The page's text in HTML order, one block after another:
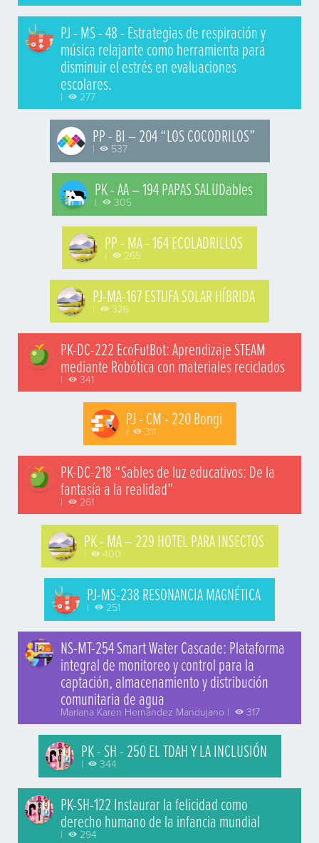
PJ - MS - 48 - Estrategias de respiración y
música relajante como herramienta para
disminuir el estrés en evaluaciones
escolares.
| 277
PP - BI – 204 “LOS COCODRILOS”
| 537
PK - AA – 194 PAPAS SALUDables
| 305
PP - MA - 164 ECOLADRILLOS
| 265
PJ-MA-167 ESTUFA SOLAR HÍBRIDA
| 326
PK-DC-222 EcoFutBot: Aprendizaje STEAM
mediante Robótica con materiales reciclados
| 341
PJ - CM - 220 Bongi
| 311
PK-DC-218 “Sables de luz educativos: De la
fantasía a la realidad”
| 261
PK - MA – 229 HOTEL PARA INSECTOS
| 400
PJ-MS-238 RESONANCIA MAGNÉTICA
| 251
NS-MT-254 Smart Water Cascade: Plataforma
integral de monitoreo y control para la
captación, almacenamiento y distribución
comunitaria de agua
Mariana Karen Hernandez Mandujano | 317
PK - SH - 250 EL TDAH Y LA INCLUSIÓN
| 344
PK-SH-122 Instaurar la felicidad como
derecho humano de la infancia mundial
| 294